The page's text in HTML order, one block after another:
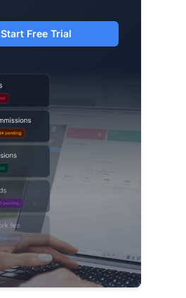
Start Free Trial